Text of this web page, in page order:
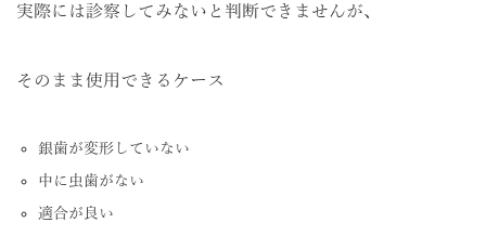
実際には診察してみないと判断できませんが、
そのまま使用できるケース
銀歯が変形していない
中に虫歯がない
適合が良い